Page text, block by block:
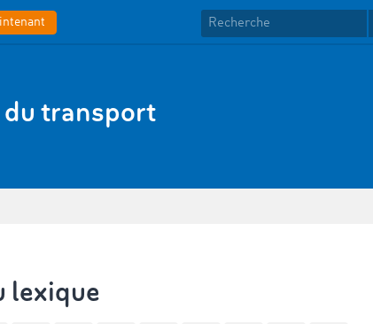
transport
lexique